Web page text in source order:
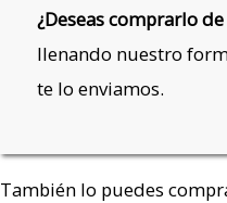
¿Deseas comprarlo
llenando nuestro
te lo enviamos.
También lo puedes